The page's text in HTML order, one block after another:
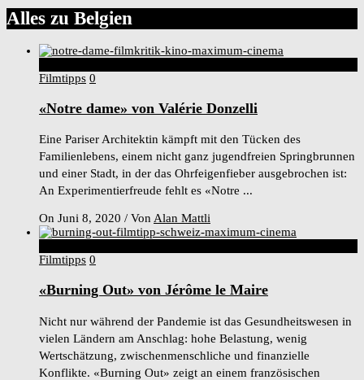
Alles zu Belgien
Filmtipps 0
«Notre dame» von Valérie Donzelli
Eine Pariser Architektin kämpft mit den Tücken des
Familienlebens, einem nicht ganz jugendfreien Springbrunnen
und einer Stadt, in der das Ohrfeigenfieber ausgebrochen ist:
An Experimentierfreude fehlt es «Notre ...
On Juni 8, 2020 / Von Alan Mattli
Filmtipps 0
«Burning Out» von Jérôme le Maire
Nicht nur während der Pandemie ist das Gesundheitswesen in
vielen Ländern am Anschlag: hohe Belastung, wenig
Wertschätzung, zwischenmenschliche und finanzielle
Konflikte. «Burning Out» zeigt an einem französischen